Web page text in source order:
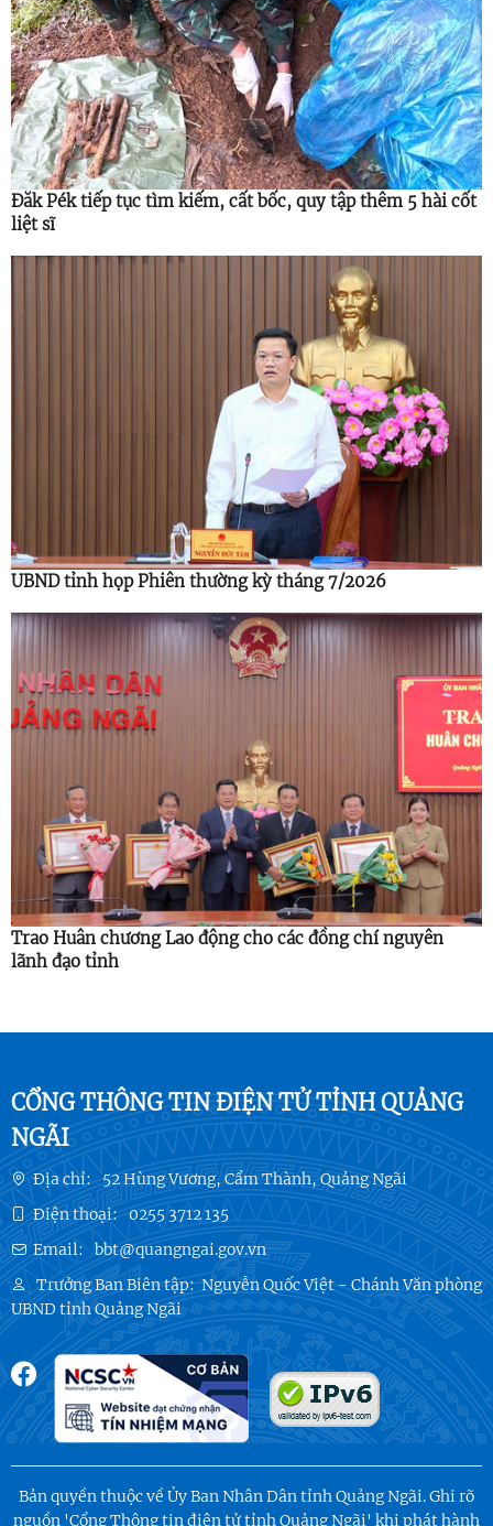
Đăk Pék tiếp tục tìm kiếm, cất bốc, quy tập thêm 5 hài cốt
liệt sĩ
UBND tỉnh họp Phiên thường kỳ tháng 7/2026
Trao Huân chương Lao động cho các đồng chí nguyên
lãnh đạo tỉnh
CỔNG THÔNG TIN ĐIỆN TỬ TỈNH QUẢNG
NGÃI
Địa chỉ: 52 Hùng Vương, Cẩm Thành, Quảng Ngãi
Điện thoại: 0255 3712 135
Email: bbt@quangngai.gov.vn
Trưởng Ban Biên tập:Nguyễn Quốc Việt - Chánh Văn phòng
UBND tỉnh Quảng Ngãi
Bản quyền thuộc về Ủy Ban Nhân Dân tỉnh Quảng Ngãi. Ghi rõ
nguồn 'Cổng Thông tin điện tử tỉnh Quảng Ngãi' khi phát hành